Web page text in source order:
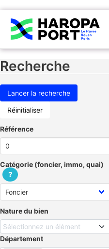
Recherche
Réinitialiser
Référence
Catégorie (foncier, immo, quai)
?
Nature du bien
Sélectionnez un élément
Département